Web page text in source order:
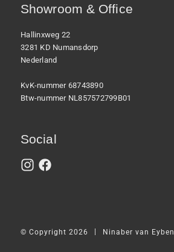
Showroom & Office
Hallinxweg 22
3281 KD Numansdorp
Nederland
KvK-nummer 68743890
Btw-nummer NL857572799B01
Social
© Copyright 2026 Ninaber van Eyben